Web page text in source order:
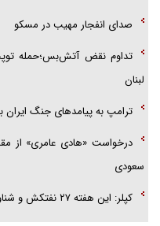
صدای انفجار مهیب در مسکو
تداوم نقض آتش‌بس؛حمله
لبنان
ترامپ به پیامدهای جنگ ایران
درخواست «هادی عامری» از
سعودی
کپلر: این هفته ۲۷ نفتکش و شناور از تنگه هرمز تردد کردند